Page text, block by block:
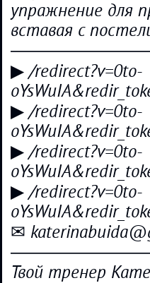
упражнение для
вставая с
▶ /redirect?v=0to-
▶ /redirect?v=0to-
▶ /redirect?v=0to-
▶ /redirect?v=0to-
✉
Твой тренер